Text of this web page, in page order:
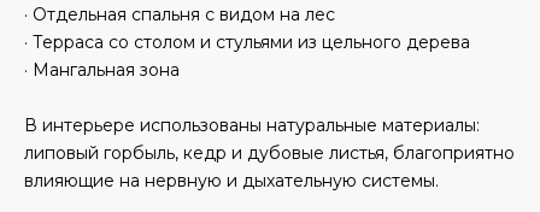
· Отдельная спальня с видом на лес
· Терраса со столом и стульями из цельного дерева
· Мангальная зона
В интерьере использованы натуральные материалы:
липовый горбыль, кедр и дубовые листья, благоприятно
влияющие на нервную и дыхательную системы.